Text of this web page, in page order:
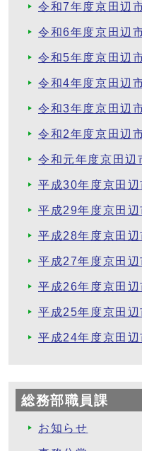
令和7年度京田辺
令和6年度京田辺
令和5年度京田辺
令和4年度京田辺
令和3年度京田辺
令和2年度京田辺
令和元年度京田辺
平成30年度京田
平成29年度京田
平成28年度京田
平成27年度京田
平成26年度京田
平成25年度京田
平成24年度京田
総務部職員課
お知らせ